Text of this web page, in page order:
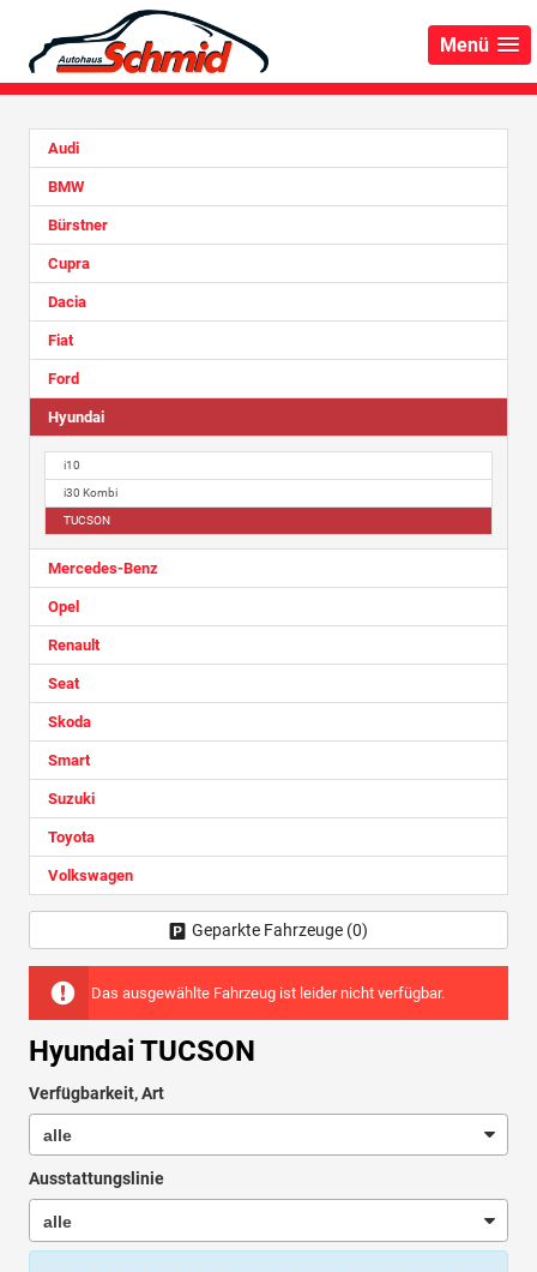
Menü
Das ausgewählte Fahrzeug ist leider nicht verfügbar.
Hyundai TUCSON
Verfügbarkeit, Art
Ausstattungslinie
Audi
BMW
Bürstner
Cupra
Dacia
Fiat
Ford
Hyundai
i10
i30 Kombi
TUCSON
Mercedes-Benz
Opel
Renault
Seat
Skoda
Smart
Suzuki
Toyota
Volkswagen
Geparkte Fahrzeuge (0)